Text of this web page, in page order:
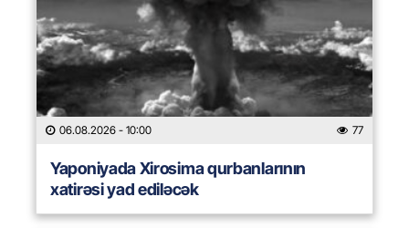
06.08.2026 - 10:00 77
Yaponiyada Xirosima qurbanlarının
xatirəsi yad ediləcək